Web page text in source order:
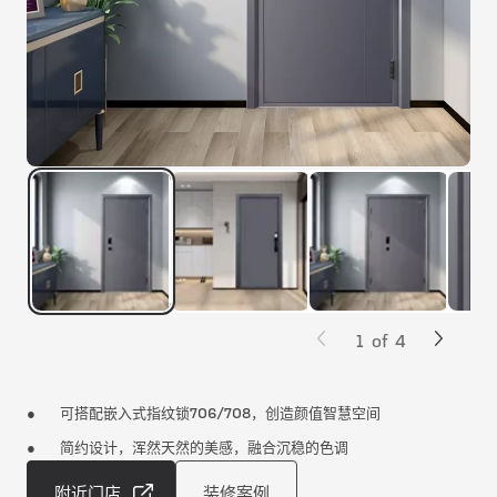
可搭配嵌入式指纹锁706/708，创造颜值智慧空间
简约设计，浑然天然的美感，融合沉稳的色调
1 of 4